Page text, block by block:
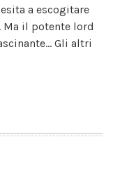
a escogitare
Ma il potente lord
Gli altri